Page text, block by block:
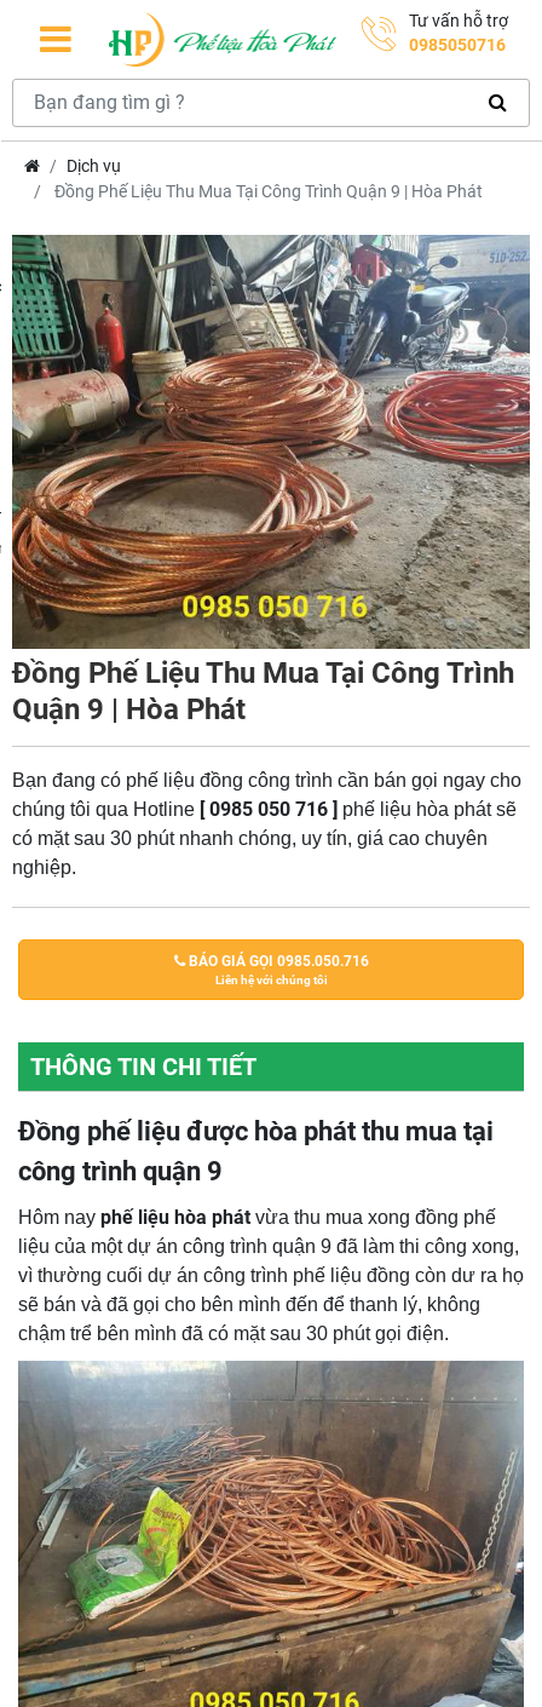
Tư vấn hỗ trợ
0985050716
Dịch vụ
Đồng Phế Liệu Thu Mua Tại Công Trình Quận 9 | Hòa Phát
Đồng Phế Liệu Thu Mua Tại Công Trình
Quận 9 | Hòa Phát
Bạn đang có phế liệu đồng công trình cần bán gọi ngay cho
chúng tôi qua Hotline [ 0985 050 716 ] phế liệu hòa phát sẽ
có mặt sau 30 phút nhanh chóng, uy tín, giá cao chuyên
nghiệp.
BÁO GIÁ GỌI 0985.050.716
Liên hệ với chúng tôi
THÔNG TIN CHI TIẾT
Đồng phế liệu được hòa phát thu mua tại
công trình quận 9
Hôm nay phế liệu hòa phát vừa thu mua xong đồng phế
liệu của một dự án công trình quận 9 đã làm thi công xong,
vì thường cuối dự án công trình phế liệu đồng còn dư ra họ
sẽ bán và đã gọi cho bên mình đến để thanh lý, không
chậm trể bên mình đã có mặt sau 30 phút gọi điện.